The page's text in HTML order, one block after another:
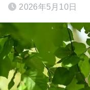
2026年5月10日